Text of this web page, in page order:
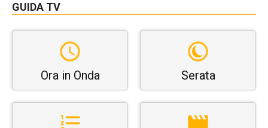
GUIDA TV
Ora in Onda Serata